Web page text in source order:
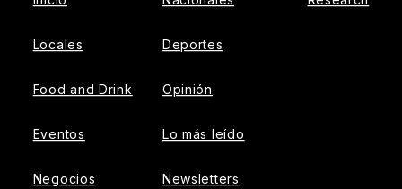
Locales
Food and Drink
Eventos
Negocios
Deportes
Opinión
Lo más leído
Newsletters